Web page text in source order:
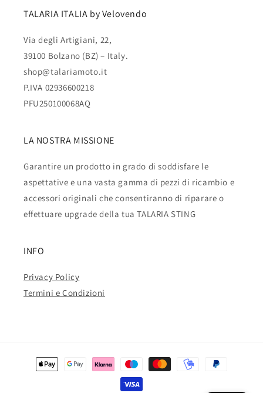
TALARIA ITALIA by Velovendo
Via degli Artigiani, 22,
39100 Bolzano (BZ) – Italy.
shop@talariamoto.it
P.IVA 02936600218
PFU250100068AQ
LA NOSTRA MISSIONE
Garantire un prodotto in grado di soddisfare le
aspettative e una vasta gamma di pezzi di ricambio e
accessori originali che consentiranno di riparare o
effettuare upgrade della tua TALARIA STING
INFO
Privacy Policy
Termini e Condizioni
Metodi